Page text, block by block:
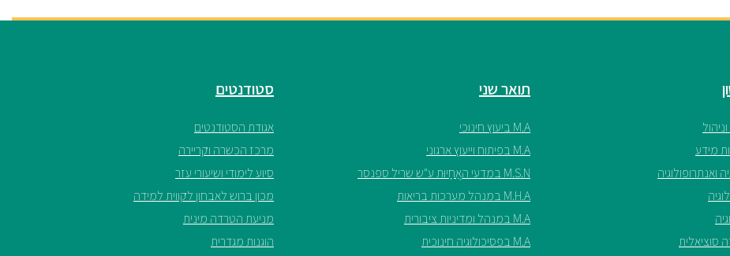
תואר שני
M.A ביעוץ חינוכי
M.A בפיתוח וייעוץ ארגוני
M.S.N במדעי האֲחָיוּת ע"ש שריל ספנסר
M.H.A במנהל מערכות בריאות
M.A במנהל ומדיניות ציבורית
M.A בפסיכולוגיה חינוכית
סטודנטים
אגודת הסטודנטים
מרכז הכשרה וקריירה
סיוע לימודי ושיעורי עזר
מכון ברוש לאבחון לקווית למידה
מניעת הטרדה מינית
הוגנות מגדרית